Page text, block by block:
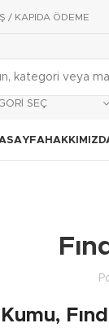
/ KAPIDA ÖDEME
SEÇ
Kumu,